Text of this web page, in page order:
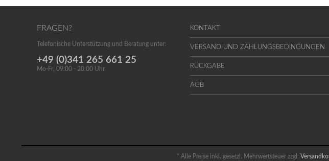
FRAGEN?
Telefonische Unterstützung und Beratung unter:
+49 (0)341 265 661 25
Mo-Fr, 09:00 - 20:00 Uhr
KONTAKT
VERSAND UND ZAHLUNGSBEDINGUNGEN
RÜCKGABE
AGB
* Alle Preise inkl. gesetzl. Mehrwertsteuer zzgl.